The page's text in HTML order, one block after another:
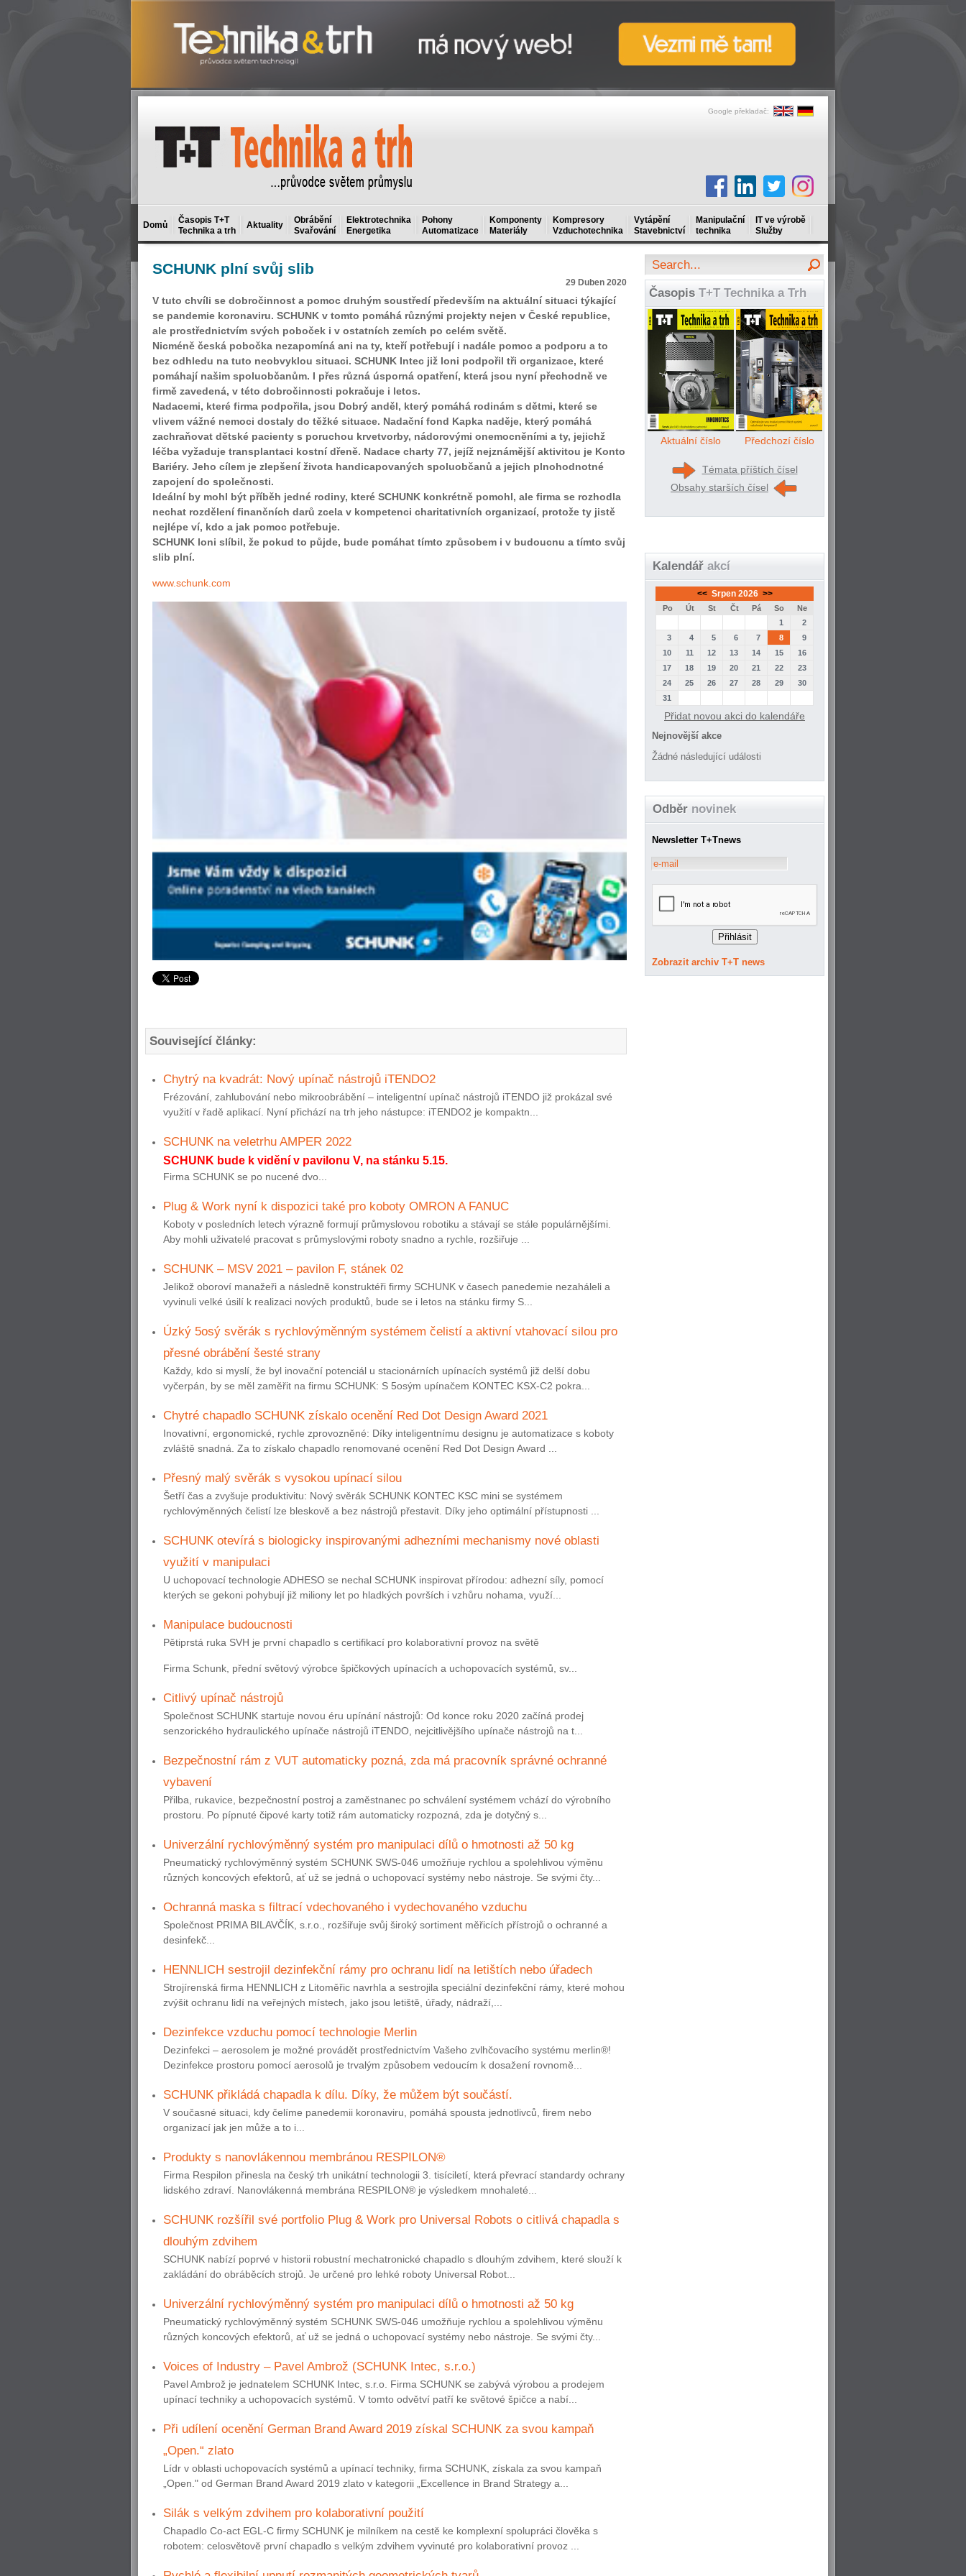
Google překladač:
Domů
Časopis T+T
Technika a trh
Aktuality
Obrábění
Svařování
Elektrotechnika
Energetika
Pohony
Automatizace
Komponenty
Materiály
Kompresory
Vzduchotechnika
Vytápění
Stavebnictví
Manipulační
technika
IT ve výrobě
Služby
SCHUNK plní svůj slib
29 Duben 2020
V tuto chvíli se dobročinnost a pomoc druhým soustředí především na aktuální situaci týkající
se pandemie koronaviru. SCHUNK v tomto pomáhá různými projekty nejen v České republice,
ale prostřednictvím svých poboček i v ostatních zemích po celém světě.
Nicméně česká pobočka nezapomíná ani na ty, kteří potřebují i nadále pomoc a podporu a to
bez odhledu na tuto neobvyklou situaci. SCHUNK Intec již loni podpořil tři organizace, které
pomáhají našim spoluobčanům. I přes různá úsporná opatření, která jsou nyní přechodně ve
firmě zavedená, v této dobročinnosti pokračuje i letos.
Nadacemi, které firma podpořila, jsou Dobrý anděl, který pomáhá rodinám s dětmi, které se
vlivem vážné nemoci dostaly do těžké situace. Nadační fond Kapka naděje, který pomáhá
zachraňovat dětské pacienty s poruchou krvetvorby, nádorovými onemocněními a ty, jejichž
léčba vyžaduje transplantaci kostní dřeně. Nadace charty 77, jejíž nejznámější aktivitou je Konto
Bariéry. Jeho cílem je zlepšení života handicapovaných spoluobčanů a jejich plnohodnotné
zapojení do společnosti.
Ideální by mohl být příběh jedné rodiny, které SCHUNK konkrétně pomohl, ale firma se rozhodla
nechat rozdělení finančních darů zcela v kompetenci charitativních organizací, protože ty jistě
nejlépe ví, kdo a jak pomoc potřebuje.
SCHUNK loni slíbil, že pokud to půjde, bude pomáhat tímto způsobem i v budoucnu a tímto svůj
slib plní.
www.schunk.com
Související články:
Chytrý na kvadrát: Nový upínač nástrojů iTENDO2
Frézování, zahlubování nebo mikroobrábění – inteligentní upínač nástrojů iTENDO již prokázal své
využití v řadě aplikací. Nyní přichází na trh jeho nástupce: iTENDO2 je kompaktn...
SCHUNK na veletrhu AMPER 2022
SCHUNK bude k vidění v pavilonu V, na stánku 5.15.
Firma SCHUNK se po nucené dvo...
Plug & Work nyní k dispozici také pro koboty OMRON A FANUC
Koboty v posledních letech výrazně formují průmyslovou robotiku a stávají se stále populárnějšími.
Aby mohli uživatelé pracovat s průmyslovými roboty snadno a rychle, rozšiřuje ...
SCHUNK – MSV 2021 – pavilon F, stánek 02
Jelikož oboroví manažeři a následně konstruktéři firmy SCHUNK v časech panedemie nezaháleli a
vyvinuli velké úsilí k realizaci nových produktů, bude se i letos na stánku firmy S...
Úzký 5osý svěrák s rychlovýměnným systémem čelistí a aktivní vtahovací silou pro
přesné obrábění šesté strany
Každy, kdo si myslí, že byl inovační potenciál u stacionárních upínacích systémů již delší dobu
vyčerpán, by se měl zaměřit na firmu SCHUNK: S 5osým upínačem KONTEC KSX-C2 pokra...
Chytré chapadlo SCHUNK získalo ocenění Red Dot Design Award 2021
Inovativní, ergonomické, rychle zprovozněné: Díky inteligentnímu designu je automatizace s koboty
zvláště snadná. Za to získalo chapadlo renomované ocenění Red Dot Design Award ...
Přesný malý svěrák s vysokou upínací silou
Šetří čas a zvyšuje produktivitu: Nový svěrák SCHUNK KONTEC KSC mini se systémem
rychlovýměnných čelistí lze bleskově a bez nástrojů přestavit. Díky jeho optimální přístupnosti ...
SCHUNK otevírá s biologicky inspirovanými adhezními mechanismy nové oblasti
využití v manipulaci
U uchopovací technologie ADHESO se nechal SCHUNK inspirovat přírodou: adhezní síly, pomocí
kterých se gekoni pohybují již miliony let po hladkých površích i vzhůru nohama, využí...
Manipulace budoucnosti
Pětiprstá ruka SVH je první chapadlo s certifikací pro kolaborativní provoz na světě
Firma Schunk, přední světový výrobce špičkových upínacích a uchopovacích systémů, sv...
Citlivý upínač nástrojů
Společnost SCHUNK startuje novou éru upínání nástrojů: Od konce roku 2020 začíná prodej
senzorického hydraulického upínače nástrojů iTENDO, nejcitlivějšího upínače nástrojů na t...
Bezpečnostní rám z VUT automaticky pozná, zda má pracovník správné ochranné
vybavení
Přilba, rukavice, bezpečnostní postroj a zaměstnanec po schválení systémem vchází do výrobního
prostoru. Po pípnuté čipové karty totiž rám automaticky rozpozná, zda je dotyčný s...
Univerzální rychlovýměnný systém pro manipulaci dílů o hmotnosti až 50 kg
Pneumatický rychlovýměnný systém SCHUNK SWS-046 umožňuje rychlou a spolehlivou výměnu
různých koncových efektorů, ať už se jedná o uchopovací systémy nebo nástroje. Se svými čty...
Ochranná maska s filtrací vdechovaného i vydechovaného vzduchu
Společnost PRIMA BILAVČÍK, s.r.o., rozšiřuje svůj široký sortiment měřicích přístrojů o ochranné a
desinfekč...
HENNLICH sestrojil dezinfekční rámy pro ochranu lidí na letištích nebo úřadech
Strojírenská firma HENNLICH z Litoměřic navrhla a sestrojila speciální dezinfekční rámy, které mohou
zvýšit ochranu lidí na veřejných místech, jako jsou letiště, úřady, nádraží,...
Dezinfekce vzduchu pomocí technologie Merlin
Dezinfekci – aerosolem je možné provádět prostřednictvím Vašeho zvlhčovacího systému merlin®!
Dezinfekce prostoru pomocí aerosolů je trvalým způsobem vedoucím k dosažení rovnomě...
SCHUNK přikládá chapadla k dílu. Díky, že můžem být součástí.
V současné situaci, kdy čelíme panedemii koronaviru, pomáhá spousta jednotlivců, firem nebo
organizací jak jen může a to i...
Produkty s nanovlákennou membránou RESPILON®
Firma Respilon přinesla na český trh unikátní technologii 3. tisíciletí, která převrací standardy ochrany
lidského zdraví. Nanovlákenná membrána RESPILON® je výsledkem mnohaleté...
SCHUNK rozšířil své portfolio Plug & Work pro Universal Robots o citlivá chapadla s
dlouhým zdvihem
SCHUNK nabízí poprvé v historii robustní mechatronické chapadlo s dlouhým zdvihem, které slouží k
zakládání do obráběcích strojů. Je určené pro lehké roboty Universal Robot...
Univerzální rychlovýměnný systém pro manipulaci dílů o hmotnosti až 50 kg
Pneumatický rychlovýměnný systém SCHUNK SWS-046 umožňuje rychlou a spolehlivou výměnu
různých koncových efektorů, ať už se jedná o uchopovací systémy nebo nástroje. Se svými čty...
Voices of Industry – Pavel Ambrož (SCHUNK Intec, s.r.o.)
Pavel Ambrož je jednatelem SCHUNK Intec, s.r.o. Firma SCHUNK se zabývá výrobou a prodejem
upínací techniky a uchopovacích systémů. V tomto odvětví patří ke světové špičce a nabí...
Při udílení ocenění German Brand Award 2019 získal SCHUNK za svou kampaň
„Open.“ zlato
Lídr v oblasti uchopovacích systémů a upínací techniky, firma SCHUNK, získala za svou kampaň
„Open." od German Brand Award 2019 zlato v kategorii „Excellence in Brand Strategy a...
Silák s velkým zdvihem pro kolaborativní použití
Chapadlo Co-act EGL-C firmy SCHUNK je milníkem na cestě ke komplexní spolupráci člověka s
robotem: celosvětově první chapadlo s velkým zdvihem vyvinuté pro kolaborativní provoz ...
Časopis T+T Technika a Trh
Aktuální číslo Předchozí číslo
Témata příštích čísel
Obsahy starších čísel
Kalendář akcí
<< Srpen 2026 >>
Po Út St Čt Pá So
Ne
1
2
3
4 5 6 7 8
9
10
11 12 13 14 15
16
17
18 19 20 21 22
23
24
25 26 27 28 29
30
31
Přidat novou akci do kalendáře
Nejnovější akce
Žádné následující události
Odběr novinek
Newsletter T+Tnews
Zobrazit archiv T+T news